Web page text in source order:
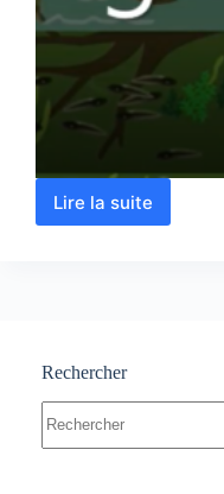
Lire la suite
Ecologie
TD
Examens
Rechercher
résultat